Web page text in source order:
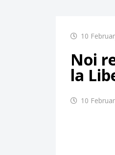
10
Noi
la
10